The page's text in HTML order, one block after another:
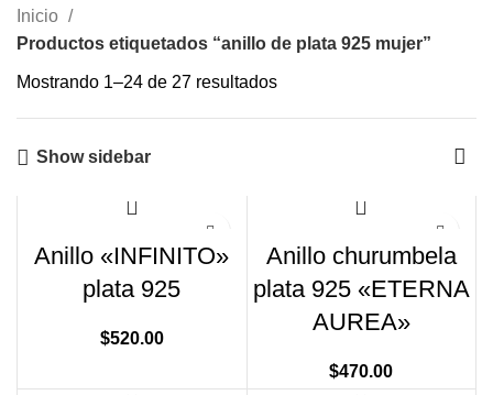
Inicio
Productos etiquetados “anillo de plata 925 mujer”
Mostrando 1–24 de 27 resultados
Show sidebar
Anillo «INFINITO»
plata 925
$520.00
Anillo churumbela
plata 925 «ETERNA
AUREA»
$470.00